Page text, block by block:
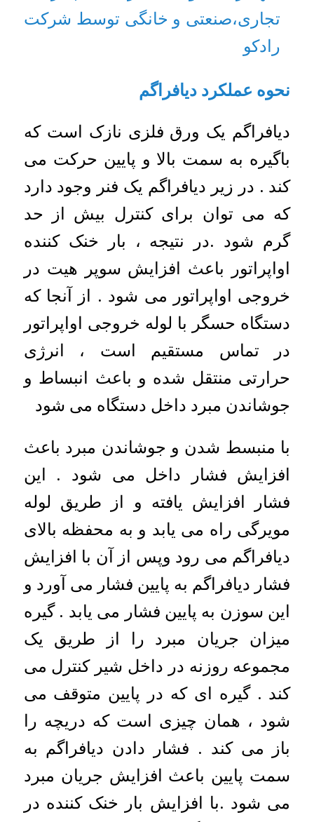
تجاری،صنعتی و خانگی توسط شرکت
رادکو
نحوه عملکرد دیافراگم
دیافراگم یک ورق فلزی نازک است که
باگیره به سمت بالا و پایین حرکت می
کند . در زیر دیافراگم یک فنر وجود دارد
که می توان برای کنترل بیش از حد
گرم شود .در نتیجه ، بار خنک کننده
اواپراتور باعث افزایش سوپر هیت در
خروجی اواپراتور می شود . از آنجا که
دستگاه حسگر با لوله خروجی اواپراتور
در تماس مستقیم است ، انرژی
حرارتی منتقل شده و باعث انبساط و
جوشاندن مبرد داخل دستگاه می شود
با منبسط شدن و جوشاندن مبرد باعث
افزایش فشار داخل می شود . این
فشار افزایش یافته و از طریق لوله
مویرگی راه می یابد و به محفظه بالای
دیافراگم می رود وپس از آن با افزایش
فشار دیافراگم به پایین فشار می آورد و
این سوزن به پایین فشار می یابد . گیره
میزان جریان مبرد را از طریق یک
مجموعه روزنه در داخل شیر کنترل می
کند . گیره ای که در پایین متوقف می
شود ، همان چیزی است که دریچه را
باز می کند . فشار دادن دیافراگم به
سمت پایین باعث افزایش جریان مبرد
می شود .با افزایش بار خنک کننده در